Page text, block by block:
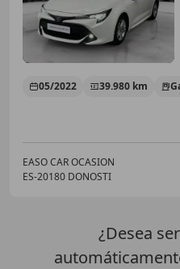
05/2022 39.980 km
EASO CAR OCASION
ES-20180 DONOSTI
¿Desea